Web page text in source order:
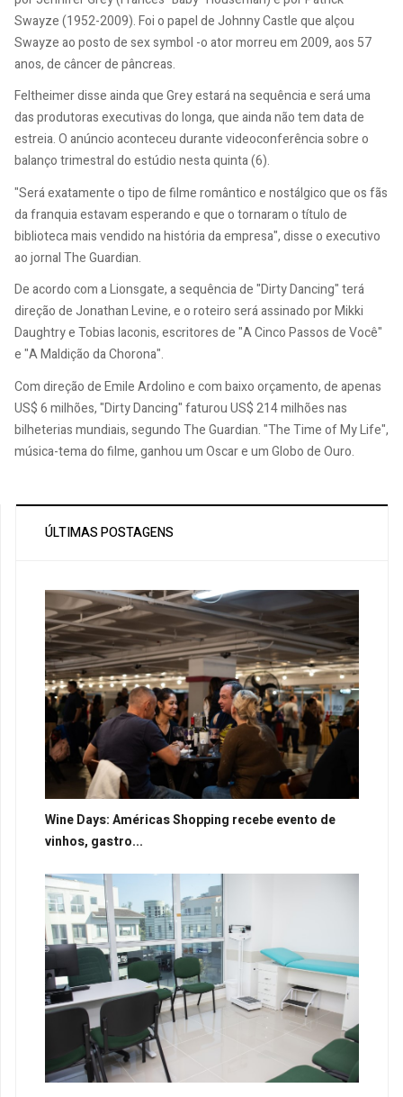
Swayze (1952-2009). Foi o papel de Johnny Castle que alçou
Swayze ao posto de sex symbol -o ator morreu em 2009, aos 57
anos, de câncer de pâncreas.
Feltheimer disse ainda que Grey estará na sequência e será uma
das produtoras executivas do longa, que ainda não tem data de
estreia. O anúncio aconteceu durante videoconferência sobre o
balanço trimestral do estúdio nesta quinta (6).
"Será exatamente o tipo de filme romântico e nostálgico que os fãs
da franquia estavam esperando e que o tornaram o título de
biblioteca mais vendido na história da empresa", disse o executivo
ao jornal The Guardian.
De acordo com a Lionsgate, a sequência de "Dirty Dancing" terá
direção de Jonathan Levine, e o roteiro será assinado por Mikki
Daughtry e Tobias Iaconis, escritores de "A Cinco Passos de Você"
e "A Maldição da Chorona".
Com direção de Emile Ardolino e com baixo orçamento, de apenas
US$ 6 milhões, "Dirty Dancing" faturou US$ 214 milhões nas
bilheterias mundiais, segundo The Guardian. "The Time of My Life",
música-tema do filme, ganhou um Oscar e um Globo de Ouro.
ÚLTIMAS POSTAGENS
Wine Days: Américas Shopping recebe evento de
vinhos, gastro...